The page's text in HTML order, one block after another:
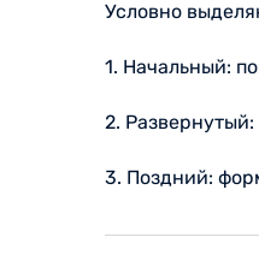
Условно
1. Начальный:
2.
3. Поздний: